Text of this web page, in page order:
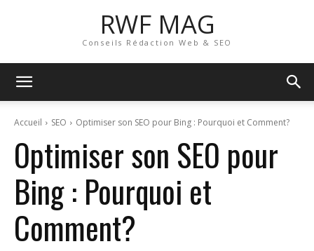
RWF MAG
Conseils Rédaction Web & SEO
Accueil SEO Optimiser son SEO pour Bing : Pourquoi et Comment?
Optimiser son SEO pour
Bing : Pourquoi et
Comment?